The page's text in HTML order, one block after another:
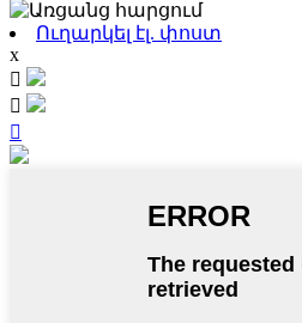
Ուղարկել էլ. փոստ
x


